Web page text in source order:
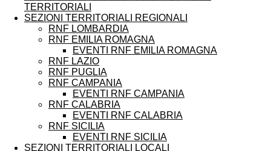
TERRITORIALI
SEZIONI TERRITORIALI REGIONALI
RNF LOMBARDIA
RNF EMILIA ROMAGNA
EVENTI RNF EMILIA ROMAGNA
RNF LAZIO
RNF PUGLIA
RNF CAMPANIA
EVENTI RNF CAMPANIA
RNF CALABRIA
EVENTI RNF CALABRIA
RNF SICILIA
EVENTI RNF SICILIA
SEZIONI TERRITORIALI LOCALI